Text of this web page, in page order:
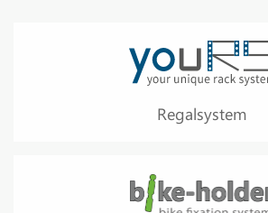
Regalsystem